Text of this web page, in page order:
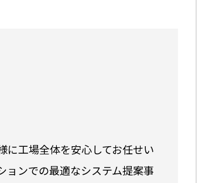
に工場全体を安心してお任せい
ョンでの最適なシステム提案事